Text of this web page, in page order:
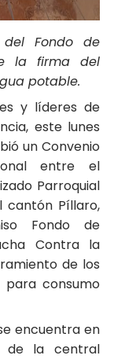
del Fondo de
la firma del
potable.
y líderes de
este lunes
un Convenio
entre el
Parroquial
cantón Píllaro,
Fondo de
Contra la
de los
para consumo
encuentra en
de la central